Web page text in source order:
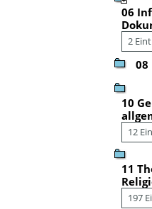
06
2
08
10
12
11
197